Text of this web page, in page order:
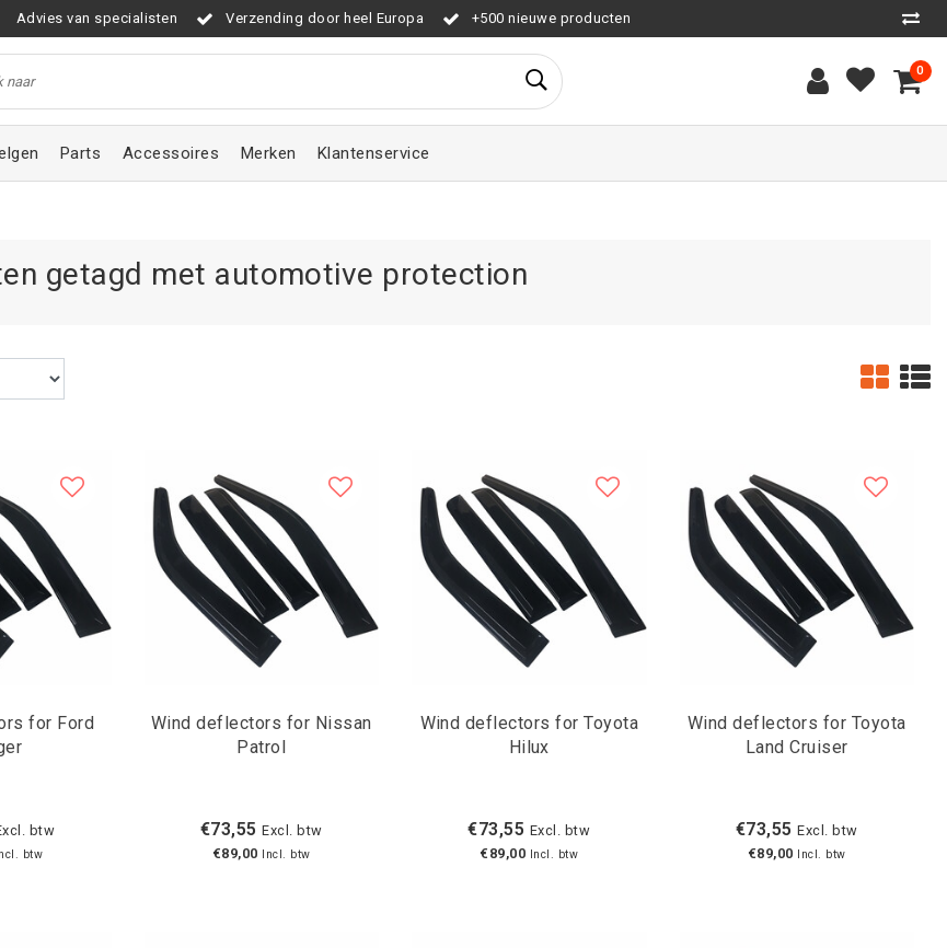
Advies van specialisten Verzending door heel Europa +500 nieuwe producten
0
Parts Accessoires Merken Klantenservice
getagd met automotive protection
for Ford
btw
btw
Wind deflectors for Nissan
Patrol
€73,55 Excl. btw
€89,00 Incl. btw
Wind deflectors for Toyota
Hilux
€73,55 Excl. btw
€89,00 Incl. btw
Wind deflectors for Toyota
Land Cruiser
€73,55 Excl. btw
€89,00 Incl. btw